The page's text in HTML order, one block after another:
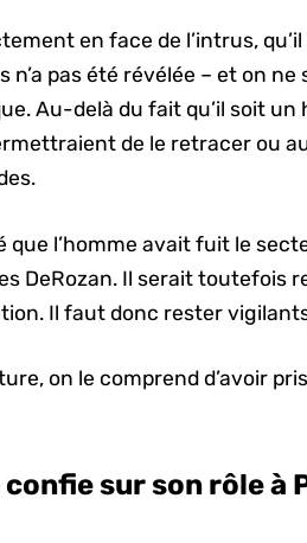
en face de l’intrus,
n’a pas été révélée – et on ne
Au-delà du fait qu’il soit un
de le retracer ou
l’homme avait fuit le
DeRozan. Il serait toutefois
Il faut donc rester
on le comprend d’avoir
sur son rôle à